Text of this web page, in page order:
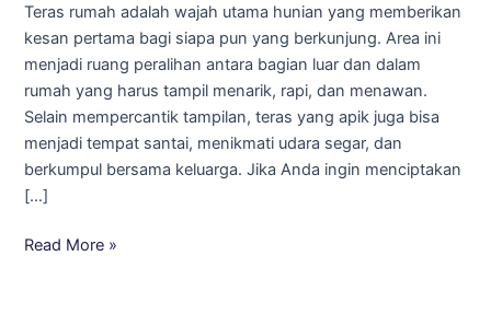
Teras rumah adalah wajah utama hunian yang memberikan
kesan pertama bagi siapa pun yang berkunjung. Area ini
menjadi ruang peralihan antara bagian luar dan dalam
rumah yang harus tampil menarik, rapi, dan menawan.
Selain mempercantik tampilan, teras yang apik juga bisa
menjadi tempat santai, menikmati udara segar, dan
berkumpul bersama keluarga. Jika Anda ingin menciptakan
[…]
Dia
Rahasia
untuk
Kamu!
Read More »